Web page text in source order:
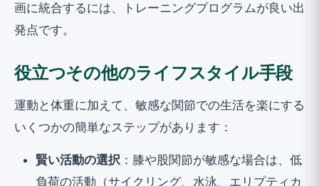
画に統合するには、
トレーニングプログラムが良い出
発点です。
役立つその他のライフスタイル手段
運動と体重に加えて、敏感な関節での生活を楽にする
いくつかの簡単なステップがあります：
賢い活動の選択 ：膝や股関節が敏感な場合は、低
負荷の活動（サイクリング、水泳、エリプティカ